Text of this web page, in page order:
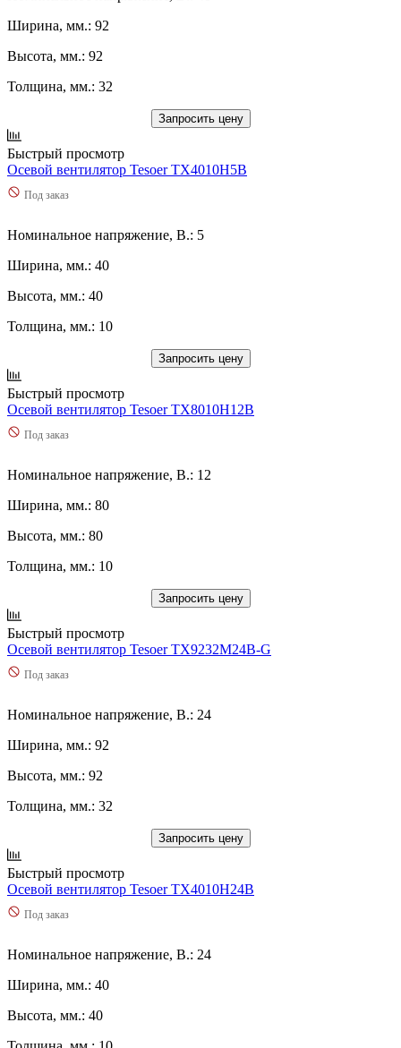
Ширина, мм.: 92
Высота, мм.: 92
Толщина, мм.: 32
Запросить цену
Быстрый просмотр
Осевой вентилятор Tesoer TX4010H5B
Под заказ
Номинальное напряжение, В.: 5
Ширина, мм.: 40
Высота, мм.: 40
Толщина, мм.: 10
Запросить цену
Быстрый просмотр
Осевой вентилятор Tesoer TX8010H12B
Под заказ
Номинальное напряжение, В.: 12
Ширина, мм.: 80
Высота, мм.: 80
Толщина, мм.: 10
Запросить цену
Быстрый просмотр
Осевой вентилятор Tesoer TX9232M24B-G
Под заказ
Номинальное напряжение, В.: 24
Ширина, мм.: 92
Высота, мм.: 92
Толщина, мм.: 32
Запросить цену
Быстрый просмотр
Осевой вентилятор Tesoer TX4010H24B
Под заказ
Номинальное напряжение, В.: 24
Ширина, мм.: 40
Высота, мм.: 40